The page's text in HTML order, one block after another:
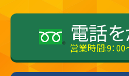
電話
営業時間:9：00